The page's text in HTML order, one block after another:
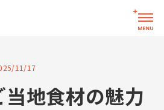
11/17
地食材の魅力